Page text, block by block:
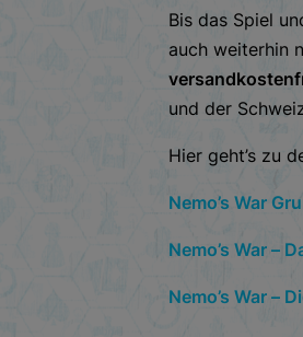
Bis das Spiel
auch weiterhin
und der
Hier geht’s zu
Nemo’s War
Nemo’s War –
Nemo’s War –